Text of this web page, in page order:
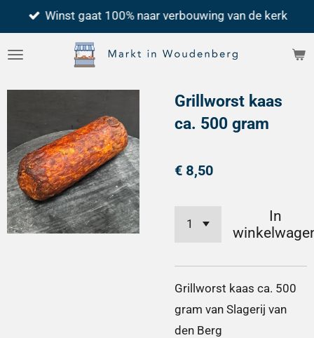
direct
naar
hoofdinhoud
Winst gaat 100% naar verbouwing van de kerk
Grillworst kaas
ca. 500 gram
€ 8,50
In
Grillworst kaas ca. 500
gram van Slagerij van
den Berg